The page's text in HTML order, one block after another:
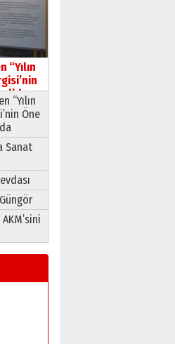
“Yılın
“Yılın
Öne
Sanat